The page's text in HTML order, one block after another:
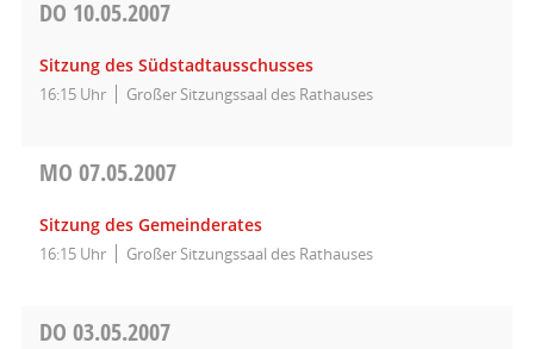
DO 10.05.2007
Sitzung des Südstadtausschusses
16:15 Uhr Großer Sitzungssaal des Rathauses
MO 07.05.2007
Sitzung des Gemeinderates
16:15 Uhr Großer Sitzungssaal des Rathauses
DO 03.05.2007